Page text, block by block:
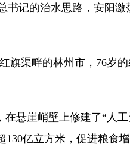
记的治水思路，安阳激
渠畔的林州市，76岁
悬崖峭壁上修建了“人
亿立方米，促进粮食